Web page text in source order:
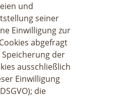
und
seiner
Einwilligung zur
abgefragt
der
ausschließlich
Einwilligung
die